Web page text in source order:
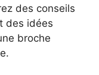
des conseils
des idées
broche